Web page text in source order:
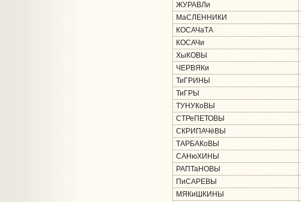
ЖУРАВЛи
МаСЛЕННИКИ
КОСАЧаТА
КОСАЧи
ХыКОВЫ
ЧЕРВЯКи
ТиГРИНЫ
ТиГРЫ
ТУНУКоВЫ
СТРеПЕТОВЫ
СКРИПАЧёВЫ
ТАРБАКоВЫ
САНюХИНЫ
РАПТаНОВЫ
ПиСАРЕВЫ
МЯКиШКИНЫ